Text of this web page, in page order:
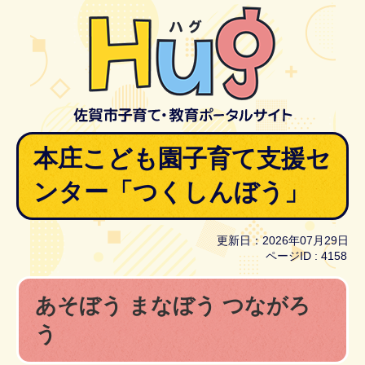
本庄こども園子育て支援セ
ンター「つくしんぼう」
更新日：2026年07月29日
ページID : 4158
あそぼう まなぼう つながろ
う